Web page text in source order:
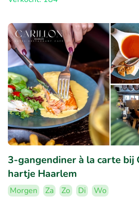
3-gangendiner à la carte bij
hartje Haarlem
Morgen Za Zo Di
Wo